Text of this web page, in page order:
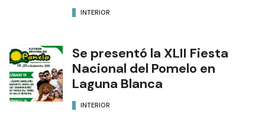
INTERIOR
Se presentó la XLII Fiesta
Nacional del Pomelo en
Laguna Blanca
INTERIOR